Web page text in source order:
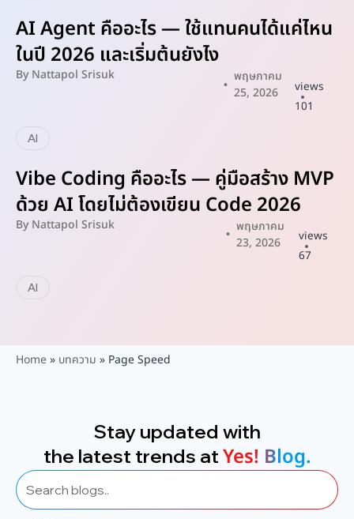
AI Agent คืออะไร — ใช้แทนคนได้แค่ไหน
ในปี 2026 และเริ่มต้นยังไง
By Nattapol Srisuk
พฤษภาคม
25, 2026
views
101
AI
Vibe Coding คืออะไร — คู่มือสร้าง MVP
ด้วย AI โดยไม่ต้องเขียน Code 2026
By Nattapol Srisuk
พฤษภาคม
23, 2026
views
67
AI
Home» บทความ » Page Speed
Stay updated with
the latest trends at Yes! Blog.